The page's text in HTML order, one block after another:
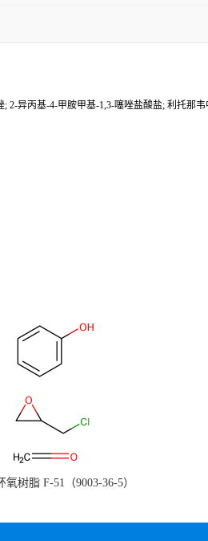
2-异丙基-4-甲胺甲基-1,3-噻唑盐酸盐; 利托那
氧树脂 F-51（9003-36-5）